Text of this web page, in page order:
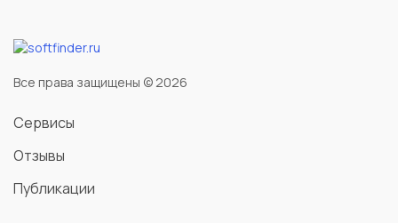
Все права защищены © 2026
Сервисы
Отзывы
Публикации